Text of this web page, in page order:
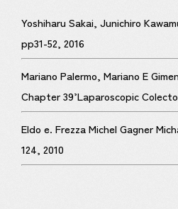
Yoshiharu Sakai, Junichiro
pp31-52, 2016
Mariano Palermo, Mariano E
Chapter 39’Laparoscopic
Eldo e. Frezza Michel Gagner
124, 2010